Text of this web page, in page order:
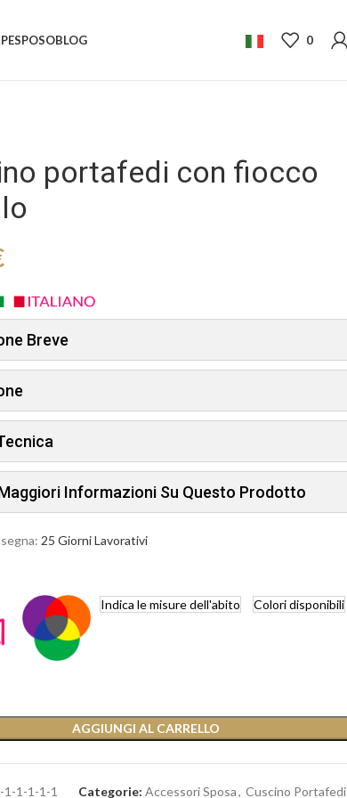
SPOSOBLOG 0
portafedi con fiocco
Breve
Informazioni Su Questo Prodotto
25 Giorni Lavorativi
Indica le misure dell'abito Coloridisponibili
AGGIUNGI AL CARRELLO
1-1-1-1-1 Categorie: Accessori Sposa, Cuscino Portafedi